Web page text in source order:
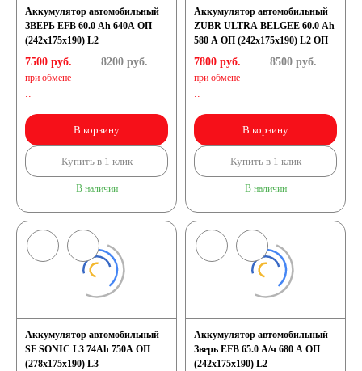
Аккумулятор автомобильный
ЗВЕРЬ EFB 60.0 Ah 640А ОП
(242x175x190) L2
7500 руб.
при обмене
..
8200руб.
В корзину
Купить в 1 клик
В наличии
Аккумулятор автомобильный
ZUBR ULTRA BELGEE 60.0 Ah
580 A ОП (242x175x190) L2 ОП
7800 руб.
при обмене
..
8500руб.
В корзину
Купить в 1 клик
В наличии
Аккумулятор автомобильный
SF SONIC L3 74Ah 750A ОП
(278х175х190) L3
Аккумулятор автомобильный
Зверь EFB 65.0 А/ч 680 А ОП
(242x175x190) L2